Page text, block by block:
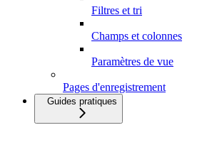
Filtres et tri
Champs et colonnes
Paramètres de vue
Pages d'enregistrement
Guides pratiques